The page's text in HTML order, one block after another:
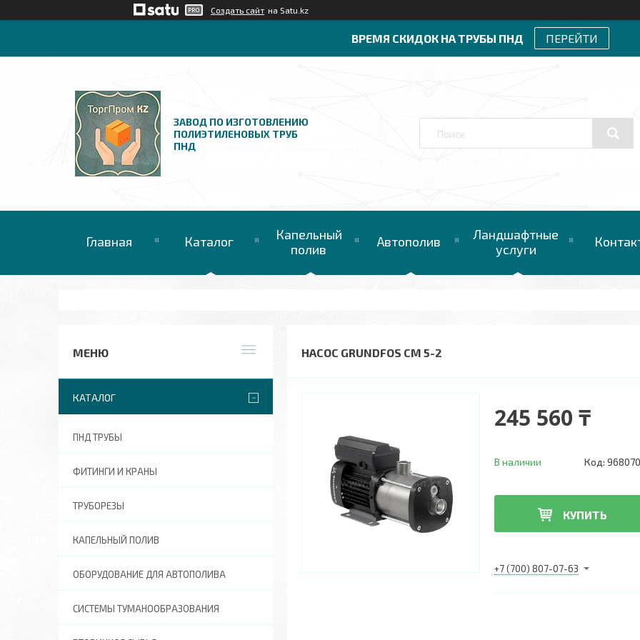
Создать сайт на Satu.kz
ВРЕМЯ СКИДОК НА ТРУБЫ ПНД ПЕРЕЙТИ
ЗАВОД ПО ИЗГОТОВЛЕНИЮ
ПОЛИЭТИЛЕНОВЫХ ТРУБ
ПНД
Главная Каталог
Капельный
полив
Автополив
Ландшафтные
услуги
НАСОС GRUNDFOS CM 5-2
245 560 ₸
В наличии Код:
КУПИТЬ
+7 (700) 807-07-63
КАТАЛОГ
ПНД ТРУБЫ
ФИТИНГИ И КРАНЫ
ТРУБОРЕЗЫ
КАПЕЛЬНЫЙ ПОЛИВ
ОБОРУДОВАНИЕ ДЛЯ АВТОПОЛИВА
СИСТЕМЫ ТУМАНООБРАЗОВАНИЯ